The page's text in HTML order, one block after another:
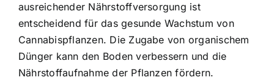
ausreichender Nährstoffversorgung ist
entscheidend für das gesunde Wachstum von
Cannabispflanzen. Die Zugabe von organischem
Dünger kann den Boden verbessern und die
Nährstoffaufnahme der Pflanzen fördern.